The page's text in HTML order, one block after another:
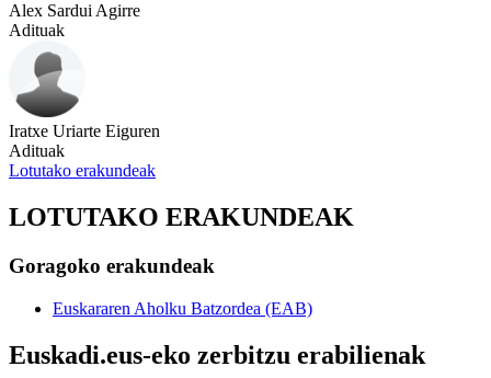
Alex Sardui Agirre
Adituak
Iratxe Uriarte Eiguren
Adituak
Lotutako erakundeak
LOTUTAKO ERAKUNDEAK
Goragoko erakundeak
Euskararen Aholku Batzordea (EAB)
Euskadi.eus-eko zerbitzu erabilienak